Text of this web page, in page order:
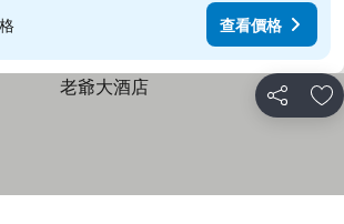
查看價格
分享 放